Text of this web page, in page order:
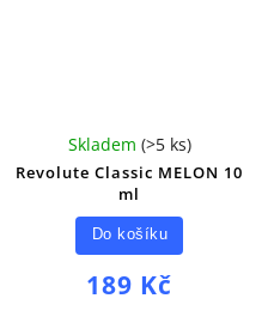
Revolute Classic MELON 10
ml
Skladem (>5 ks)
189 Kč
Do košíku